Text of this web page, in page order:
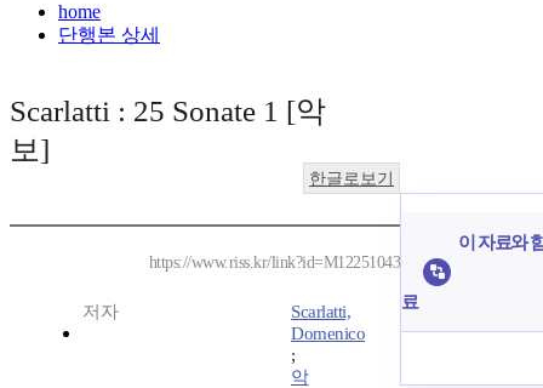
home
단행본 상세
Scarlatti : 25 Sonate 1 [악
보]
한글로보기
https://www.riss.kr/link?id=M12251043
저자
Scarlatti,
Domenico
;
악
이 자료와
료